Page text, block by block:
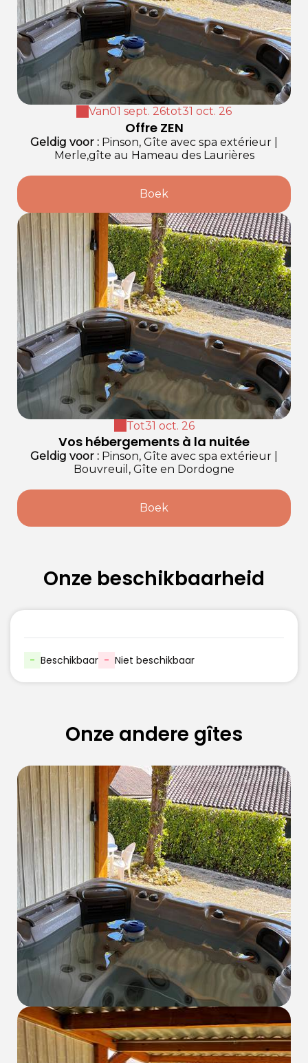
Van01 sept. 26tot31 oct. 26
Offre ZEN
Geldig voor : Pinson, Gîte avec spa extérieur
Merle,gîte au Hameau des Laurières
Boek
Tot31 oct. 26
Vos hébergements à la nuitée
Geldig voor : Pinson, Gîte avec spa extérieur
Bouvreuil, Gîte en Dordogne
Boek
Onze beschikbaarheid
- Beschikbaar - Niet beschikbaar
Onze andere gîtes